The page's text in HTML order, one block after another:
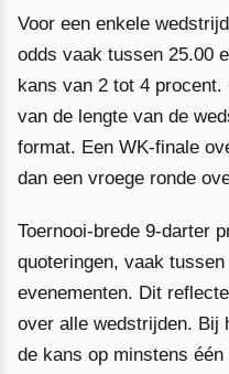
Voor een enkele
odds vaak tussen 25.00
kans van 2 tot 4
van de lengte van de
format. Een WK-finale
dan een vroege ronde
Toernooi-brede 9-darter
quoteringen, vaak
evenementen. Dit
over alle wedstrijden. Bij
de kans op minstens